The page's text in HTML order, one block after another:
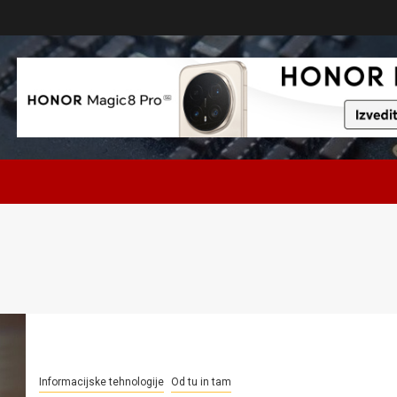
Informacijske tehnologije Od tu in tam